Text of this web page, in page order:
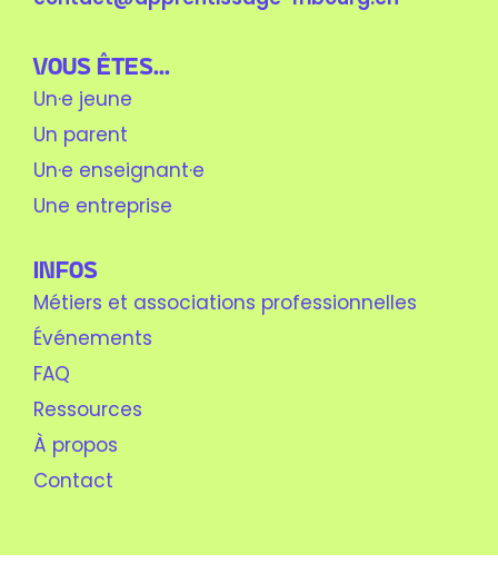
Vous êtes...
Un·e jeune
Un parent
Un·e enseignant·e
Une entreprise
Infos
Métiers et associations professionnelles
Événements
FAQ
Ressources
À propos
Contact